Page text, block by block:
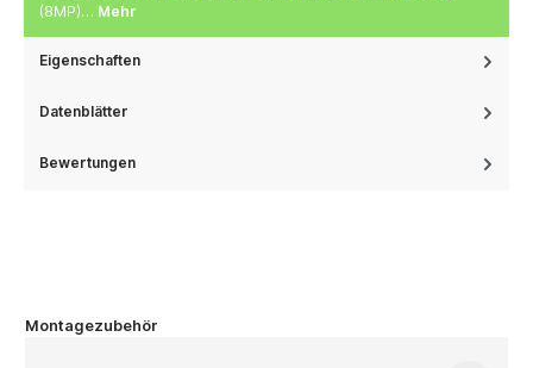
(8MP)… Mehr
Eigenschaften
Datenblätter
Bewertungen
Montagezubehör